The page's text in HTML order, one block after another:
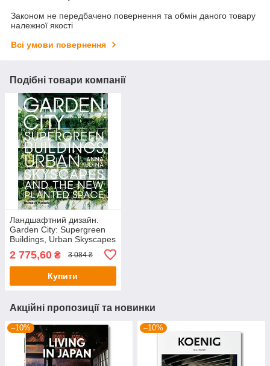
Законом не передбачено повернення та обмін даного товару
належної якості
Всі умови повернення
Подібні товари компанії
Ландшафтний дизайн.
Garden City: Supergreen
Buildings, Urban Skyscapes
and the New Planted Space
2 775,60 ₴ 3 084 ₴
Купити
Акційні пропозиції та новинки
–10% –10%